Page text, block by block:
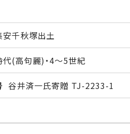
安千秋塚出土
代(高句麗)・4～5世紀
谷井済一氏寄贈 TJ-2233-1